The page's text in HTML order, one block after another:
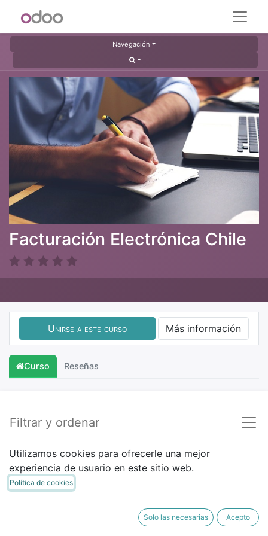
Navegación
Facturación Electrónica Chile
Unirse a este curso Más información
Curso Reseñas
Filtrar y ordenar
Utilizamos cookies para ofrecerle una mejor
experiencia de usuario en este sitio web.
Política de cookies
Solo las necesarias Acepto